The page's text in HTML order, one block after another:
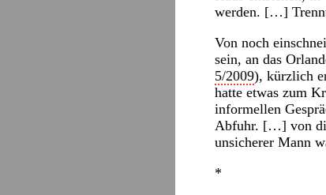
werden. […]
Von noch
sein, an das
5/2009), kürzlich
hatte etwas zum
informellen
Abfuhr. […] von
unsicherer Mann
*